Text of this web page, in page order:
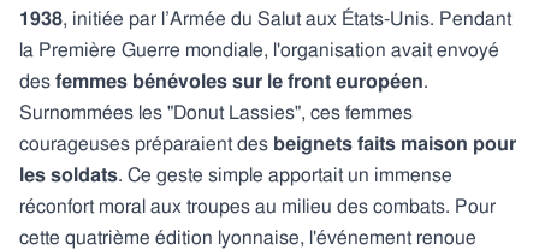
1938, initiée par l’Armée du Salut aux États-Unis. Pendant
la Première Guerre mondiale, l'organisation avait envoyé
des femmes bénévoles sur le front européen.
Surnommées les "Donut Lassies", ces femmes
courageuses préparaient des beignets faits maison pour
les soldats. Ce geste simple apportait un immense
réconfort moral aux troupes au milieu des combats. Pour
cette quatrième édition lyonnaise, l'événement renoue